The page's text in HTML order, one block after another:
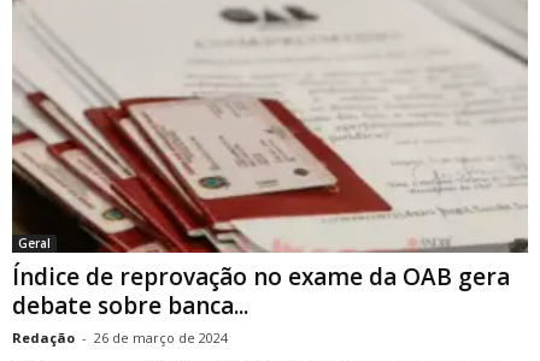
Geral
Índice de reprovação no exame da OAB gera
debate sobre banca...
Redação - 26 de março de 2024